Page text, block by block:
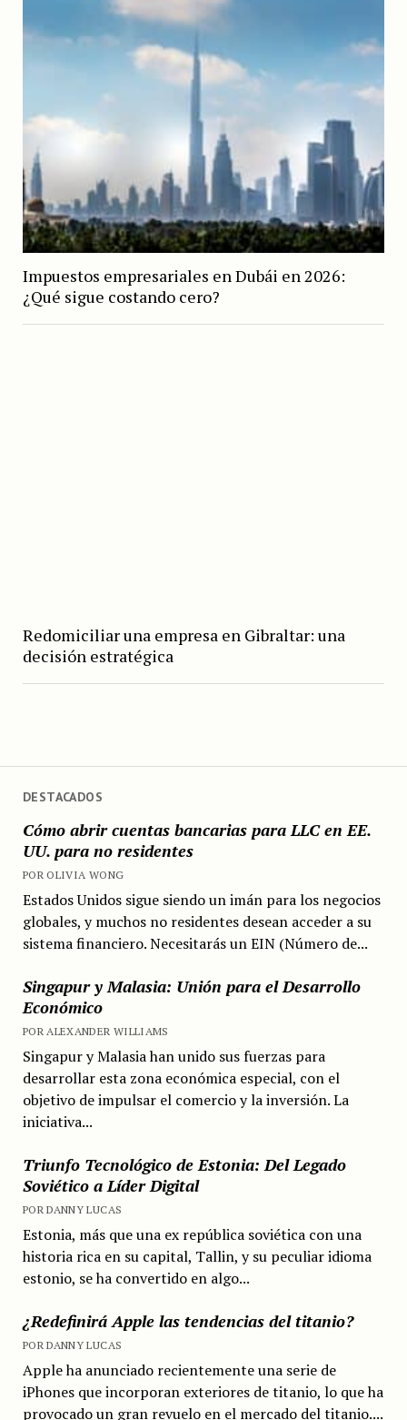
DESTACADOS
Cómo abrir cuentas bancarias para LLC en EE.
UU. para no residentes
POR OLIVIA WONG
Estados Unidos sigue siendo un imán para los negocios
globales, y muchos no residentes desean acceder a su
sistema financiero. Necesitarás un EIN (Número de...
Singapur y Malasia: Unión para el Desarrollo
Económico
POR ALEXANDER WILLIAMS
Singapur y Malasia han unido sus fuerzas para
desarrollar esta zona económica especial, con el
objetivo de impulsar el comercio y la inversión. La
iniciativa...
Triunfo Tecnológico de Estonia: Del Legado
Soviético a Líder Digital
POR DANNY LUCAS
Estonia, más que una ex república soviética con una
historia rica en su capital, Tallin, y su peculiar idioma
estonio, se ha convertido en algo...
¿Redefinirá Apple las tendencias del titanio?
POR DANNY LUCAS
Apple ha anunciado recientemente una serie de
iPhones que incorporan exteriores de titanio, lo que ha
provocado un gran revuelo en el mercado del titanio....
Impuestos empresariales en Dubái en 2026:
¿Qué sigue costando cero?
Redomiciliar una empresa en Gibraltar: una
decisión estratégica